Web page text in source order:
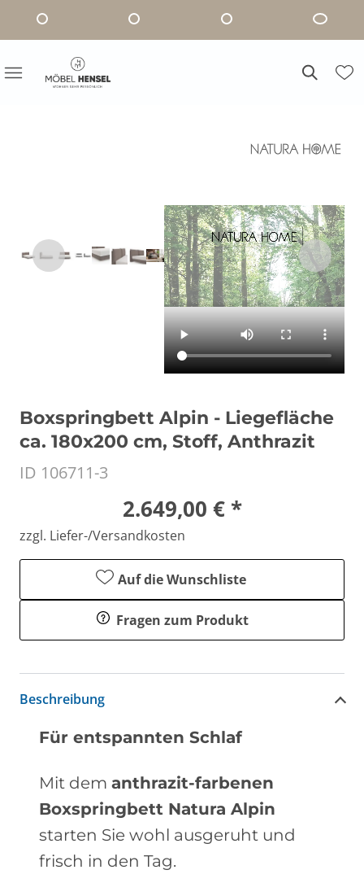
Boxspringbett Alpin - Liegefläche
ca. 180x200 cm, Stoff, Anthrazit
ID 106711-3
2.649,00 € *
zzgl. Liefer-/Versandkosten
Auf die Wunschliste
Fragen zum Produkt
Beschreibung
Für entspannten Schlaf
Mit dem anthrazit-farbenen
Boxspringbett Natura Alpin
starten Sie wohl ausgeruht und
frisch in den Tag.